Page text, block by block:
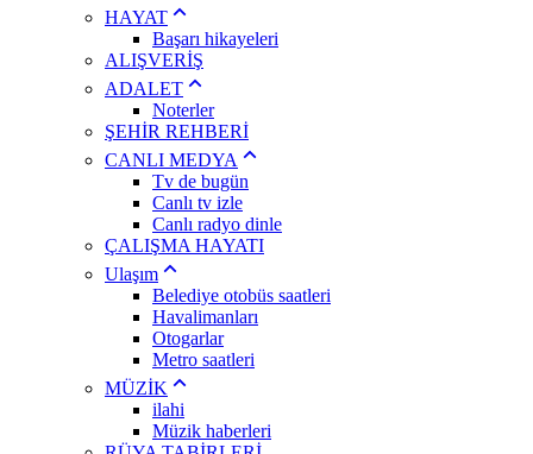
HAYAT
Başarı hikayeleri
ALIŞVERİŞ
ADALET
Noterler
ŞEHİR REHBERİ
CANLI MEDYA
Tv de bugün
Canlı tv izle
Canlı radyo dinle
ÇALIŞMA HAYATI
Ulaşım
Belediye otobüs saatleri
Havalimanları
Otogarlar
Metro saatleri
MÜZİK
ilahi
Müzik haberleri